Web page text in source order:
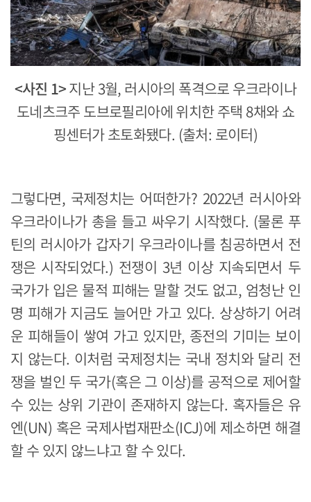
<사진 1>지난 3월, 러시아의 폭격으로 우크라이나
도네츠크주 도브로필리아에 위치한 주택 8채와 쇼
핑센터가 초토화됐다. (출처: 로이터)
그렇다면, 국제정치는 어떠한가? 2022년 러시아와
우크라이나가 총을 들고 싸우기 시작했다. (물론 푸
틴의 러시아가 갑자기 우크라이나를 침공하면서 전
쟁은 시작되었다.) 전쟁이 3년 이상 지속되면서 두
국가가 입은 물적 피해는 말할 것도 없고, 엄청난 인
명 피해가 지금도 늘어만 가고 있다. 상상하기 어려
운 피해들이 쌓여 가고 있지만, 종전의 기미는 보이
지 않는다. 이처럼 국제정치는 국내 정치와 달리 전
쟁을 벌인 두 국가(혹은 그 이상)를 공적으로 제어할
수 있는 상위 기관이 존재하지 않는다. 혹자들은 유
엔(UN) 혹은 국제사법재판소(ICJ)에 제소하면 해결
할 수 있지 않느냐고 할 수 있다.